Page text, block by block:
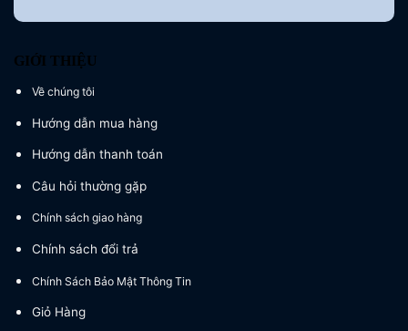
GIỚI THIỆU
Về chúng tôi
Hướng dẫn mua hàng
Hướng dẫn thanh toán
Câu hỏi thường gặp
Chính sách giao hàng
Chính sách đổi trả
Chính Sách Bảo Mật Thông Tin
Giỏ Hàng